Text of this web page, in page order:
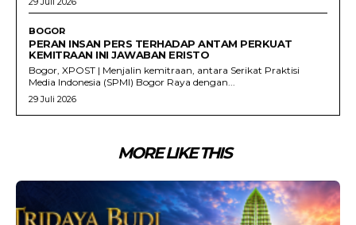
BOGOR
PERAN INSAN PERS TERHADAP ANTAM PERKUAT
KEMITRAAN INI JAWABAN ERISTO
Bogor, XPOST | Menjalin kemitraan, antara Serikat Praktisi
Media Indonesia (SPMI) Bogor Raya dengan...
29 Juli 2026
MORE LIKE THIS